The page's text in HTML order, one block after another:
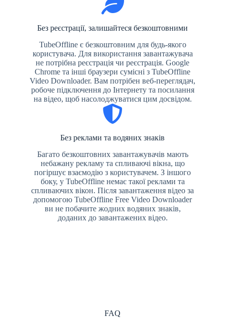
Без реєстрації, залишайтеся безкоштовними
TubeOffline є безкоштовним для будь-якого
користувача. Для використання завантажувача
не потрібна реєстрація чи реєстрація. Google
Chrome та інші браузери сумісні з TubeOffline
Video Downloader. Вам потрібен веб-переглядач,
робоче підключення до Інтернету та посилання
на відео, щоб насолоджуватися цим досвідом.
Без реклами та водяних знаків
Багато безкоштовних завантажувачів мають
небажану рекламу та спливаючі вікна, що
погіршує взаємодію з користувачем. З іншого
боку, у TubeOffline немає такої реклами та
спливаючих вікон. Після завантаження відео за
допомогою TubeOffline Free Video Downloader
ви не побачите жодних водяних знаків,
доданих до завантажених відео.
FAQ